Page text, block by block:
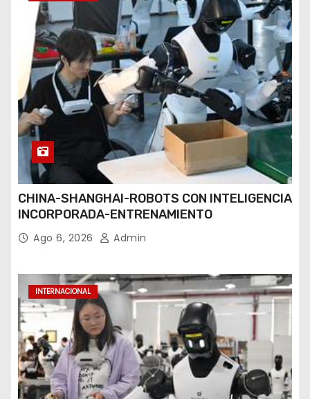
CHINA-SHANGHAI-ROBOTS CON INTELIGENCIA
INCORPORADA-ENTRENAMIENTO
Ago 6, 2026 Admin
INTERNACIONAL